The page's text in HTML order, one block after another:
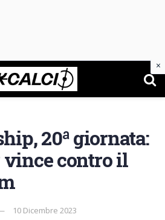
20ª giornata:
contro il
10 Dicembre 2023
×